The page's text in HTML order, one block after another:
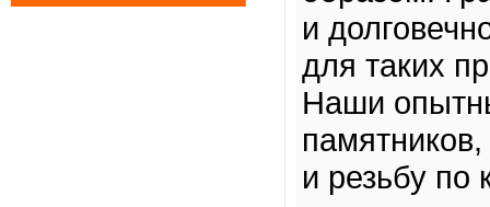
и
для таких
Наши
и резьбу по